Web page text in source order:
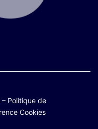
– Politique de
Cookies